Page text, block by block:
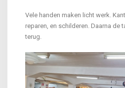
Vele handen maken licht werk.
reparen, en schilderen. Daarna de
terug.